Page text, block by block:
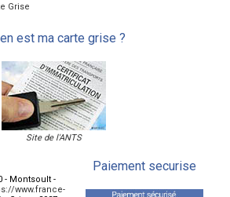
Grise
est ma carte grise ?
Site de l'ANTS
Paiement securise
- Montsoult -
www.france-